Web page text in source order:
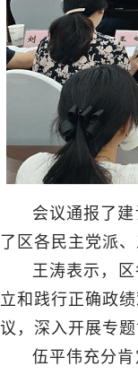
会议通报了
了区各民主党派
王涛表示，
立和践行正确政
议，深入开展专
伍平伟充分